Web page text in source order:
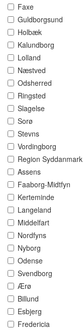
Faxe
Guldborgsund
Holbæk
Kalundborg
Lolland
Næstved
Odsherred
Ringsted
Slagelse
Sorø
Stevns
Vordingborg
Region Syddanmark
Assens
Faaborg-Midtfyn
Kerteminde
Langeland
Middelfart
Nordfyns
Nyborg
Odense
Svendborg
Ærø
Billund
Esbjerg
Fredericia